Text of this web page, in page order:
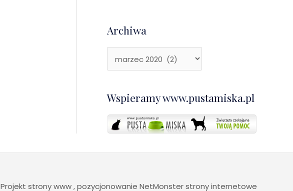
Archiwa
Wspieramy www.pustamiska.pl
Projekt strony www,pozycjonowanie NetMonster strony internetowe